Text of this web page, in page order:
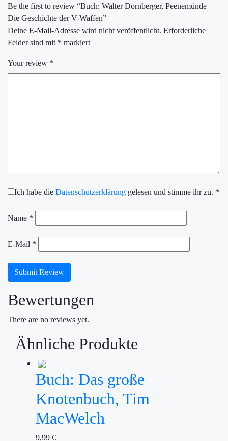
Be the first to review “Buch: Walter Dornberger, Peenemünde –
Die Geschichte der V-Waffen”
Deine E-Mail-Adresse wird nicht veröffentlicht. Erforderliche
Felder sind mit * markiert
Your review *
Ich habe die Datenschutzerklärung gelesen und stimme ihr zu. *
Name *
E-Mail *
Submit Review
Bewertungen
There are no reviews yet.
Ähnliche Produkte
Buch: Das große
Knotenbuch, Tim
MacWelch
9,99 €